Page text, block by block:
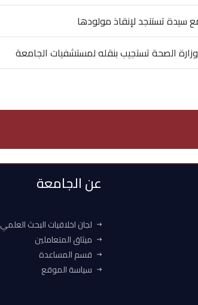
تستنجد لإنقاذ مولودها
الصحة تستجيب بنقله لمستشفيات الجامعة
عن الجامعة
لجان اخلاقيات البحث العلمي
ميثاق المتعاملين
قسم المساعدة
سياسة الموقع